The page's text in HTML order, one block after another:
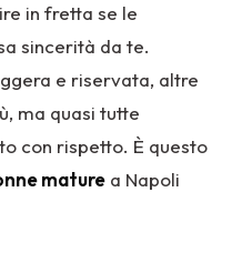
in fretta se le
sincerità da te.
e riservata, altre
ma quasi tutte
con rispetto. È questo
mature a Napoli